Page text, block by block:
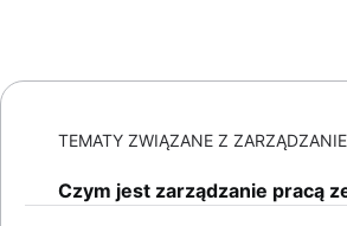
TEMATY ZWIĄZANE Z
Czym jest zarządzanie pracą